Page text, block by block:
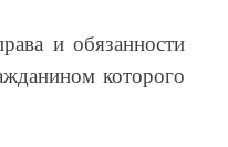
и обязанности
которого